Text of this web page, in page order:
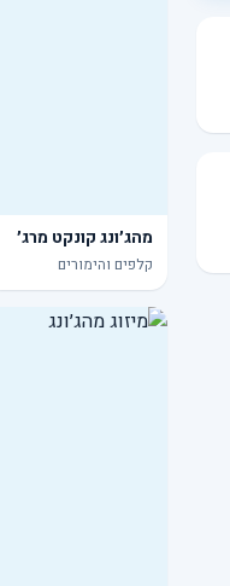
מהג׳ונג קונקט מרג׳
קלפים והימורים